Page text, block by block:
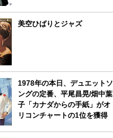
美空ひばりとジャズ
1978年の本日、デュエットソ
ングの定番、平尾昌晃/畑中葉
子「カナダからの手紙」がオ
リコンチャートの1位を獲得